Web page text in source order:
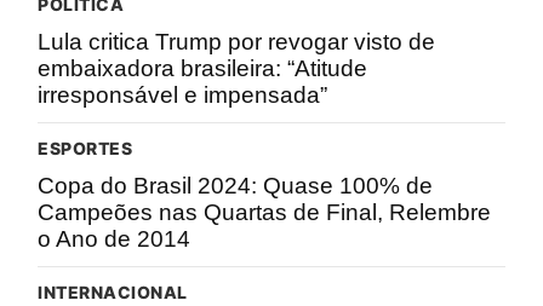
Lula critica Trump por revogar visto de
embaixadora brasileira: “Atitude
irresponsável e impensada”
ESPORTES
Copa do Brasil 2024: Quase 100% de
Campeões nas Quartas de Final, Relembre
o Ano de 2014
INTERNACIONAL